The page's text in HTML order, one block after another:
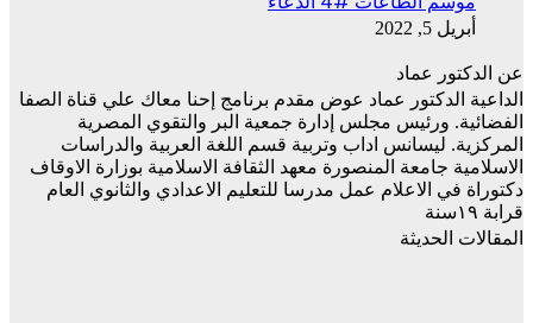
أبريل 5, 2022
عن الدكتور عماد
الداعية الدكتور عماد عوض مقدم برنامج إحنا معاك علي قناة الصفا
الفضائية. ورئيس مجلس إدارة جمعية البر والتقوي المصرية
المركزية. ليسانس اداب وتربية قسم اللغة العربية والدراسات
الاسلامية جامعة المنصورة معهد الثقافة الاسلامية بوزارة الاوقاف
دكتوراة في الاعلام عمل مدرسا للتعليم الاعدادي والثانوي العام
قرابة ١٩سنة
المقالات الحديثة